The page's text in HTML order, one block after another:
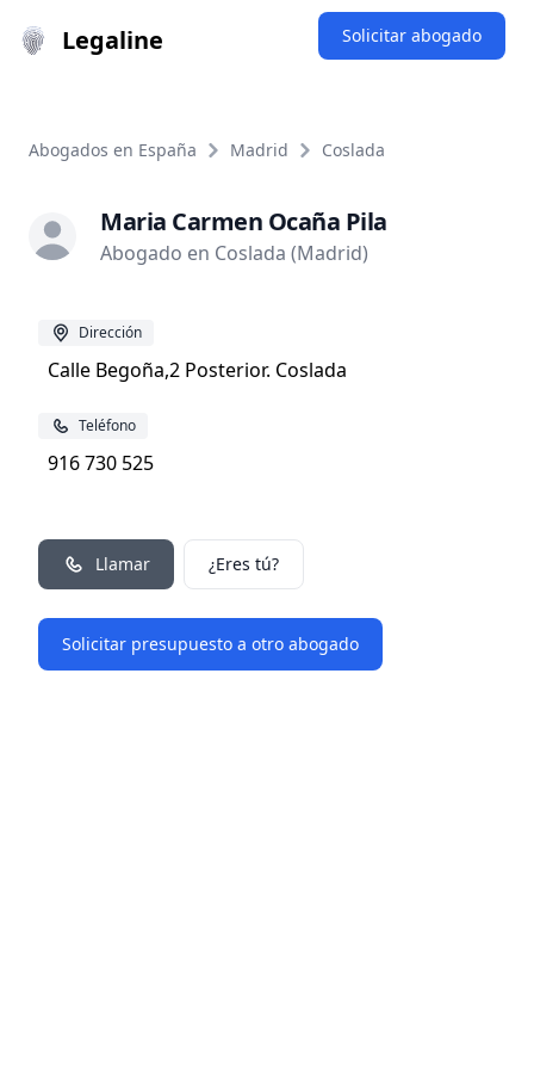
Legaline Solicitar abogado
Abogados en España Madrid Coslada
Maria Carmen Ocaña Pila
Abogado en Coslada (Madrid)
Dirección
Calle Begoña,2 Posterior. Coslada
Teléfono
916 730 525
Llamar ¿Eres tú?
Solicitar presupuesto a otro abogado